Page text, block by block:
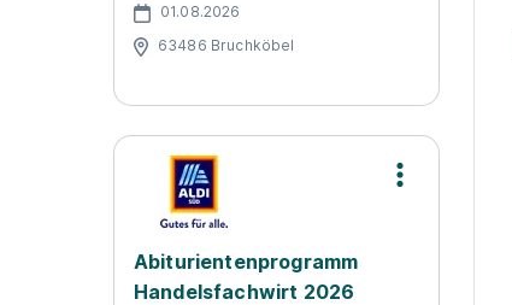
01.08.2026
63486 Bruchköbel
Abiturientenprogramm
Handelsfachwirt 2026